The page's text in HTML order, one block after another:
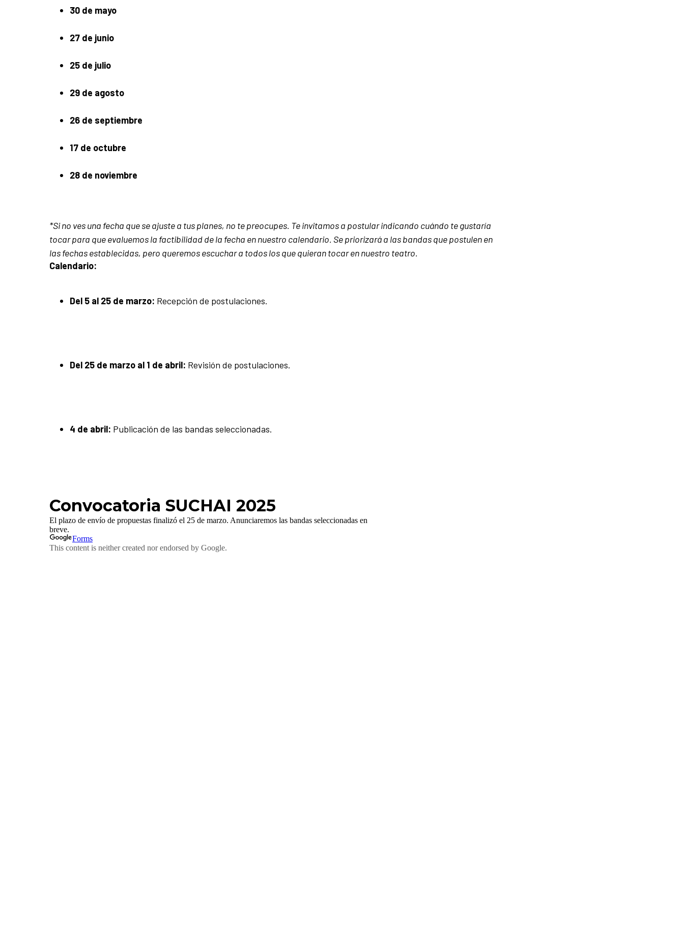
30 de mayo
27 de junio
25 de julio
29 de agosto
26 de septiembre
17 de octubre
28 de noviembre
*Si no ves una fecha que se ajuste a tus planes, no te preocupes. Te invitamos a postular indicando cuándo te gustaría
tocar para que evaluemos la factibilidad de la fecha en nuestro calendario. Se priorizará a las bandas que postulen en
las fechas establecidas, pero queremos escuchar a todos los que quieran tocar en nuestro teatro.
Calendario:
Del 5 al 25 de marzo: Recepción de postulaciones.
Del 25 de marzo al 1 de abril: Revisión de postulaciones.
4 de abril: Publicación de las bandas seleccionadas.